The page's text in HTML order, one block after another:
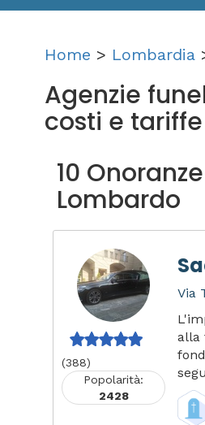
Home > Lombardia
Agenzie
costi e tariffe
10
Lombardo
(388)
Popolarità:
2428
Via
alla